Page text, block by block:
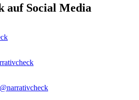
auf Social Media